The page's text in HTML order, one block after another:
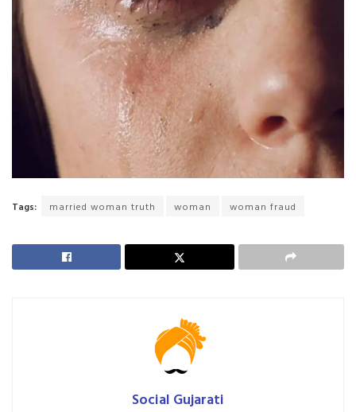
Tags: married woman truth woman woman fraud
Social Gujarati